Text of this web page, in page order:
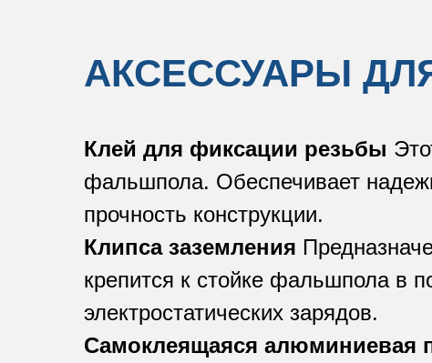
АКСЕССУАРЫ
Клей для фиксации резьбы
фальшпола. Обеспечивает
прочность конструкции.
Клипса заземления
крепится к стойке фальшпола в
электростатических зарядов.
Самоклеящаяся алюминиевая